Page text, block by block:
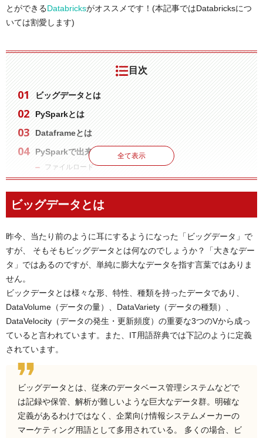
とができるDatabricksがオススメです！(本記事ではDatabricksにつ
いては割愛します)
目次
ビッグデータとは
PySparkとは
Dataframeとは
PySparkで出来ること
ファイルロード
フィルター
横結合
列の追加、リネーム、エイリアス
全て表示
ビッグデータとは
昨今、当たり前のように耳にするようになった「ビッグデータ」で
すが、 そもそもビッグデータとは何なのでしょうか？「大きなデー
タ」ではあるのですが、単純に膨大なデータを指す言葉ではありま
せん。
ビックデータとは様々な形、特性、種類を持ったデータであり、
DataVolume（データの量）、DataVariety（データの種類）、
DataVelocity（データの発生・更新頻度）の重要な3つのVから成っ
ていると言われています。また、IT用語辞典では下記のように定義
されています。
ビッグデータとは、従来のデータベース管理システムなどで
は記録や保管、解析が難しいような巨大なデータ群。明確な
定義があるわけではなく、企業向け情報システムメーカーの
マーケティング用語として多用されている。 多くの場合、ビ